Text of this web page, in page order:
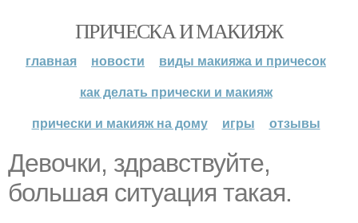
ПРИЧЕСКА И МАКИЯЖ
главная новости
виды макияжа и причесок
как делать прически и макияж
прически и макияж на дому
игры отзывы
Девочки, здравствуйте,
большая ситуация такая.